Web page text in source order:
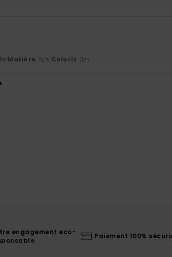
Matière: 5/5 Coloris: 3/5
engagement eco-
Paiement 100%